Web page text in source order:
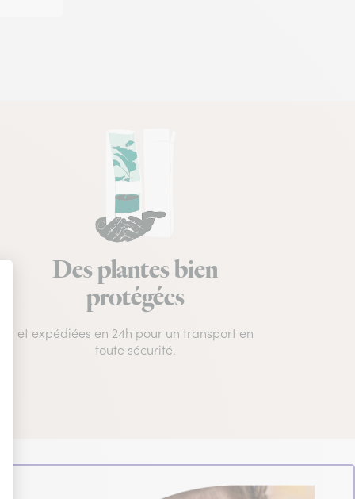
Des plantes bien
protégées
et expédiées en 24h pour un transport en
toute sécurité.